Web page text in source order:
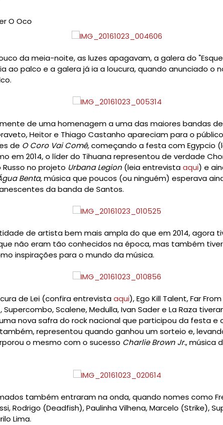
O Oco
da meia-noite, as luzes apagavam, a galera do
ao palco e a galera já ia a loucura, quando anunciado o
de uma homenagem a uma das maiores bandas
Heitor e Thiago Castanho apareciam para o
de O Coro Vai Comê,começando a festa com Egypcio
em 2014, o líder do Tihuana representou de verdade
no projeto Urbana Legion (leia entrevistaaqui) e
Benta, música que poucos (ou ninguém) esperava
da banda de Santos.
de artista bem mais ampla do que em 2014, agora
não eram tão conhecidos na época, mas também
inspirações para o mundo da música.
de Lei (confira entrevistaaqui), Ego Kill Talent, Far
Supercombo, Scalene, Medulla, Ivan Sader e La Raza
nova safra do rock nacional que participou da festa e
também, representou quando ganhou um sorteio e,
o mesmo com o sucesso Charlie Brown Jr., música
também entraram na onda, quando nomes como
Rodrigo (Deadfish), Paulinha Vilhena, Marcelo (Strike),
Lima.